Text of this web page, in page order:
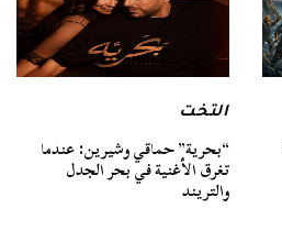
التخت
“بحرية” حماقي وشيرين: عندما
تغرق الأغنية في بحر الجدل
والتريند